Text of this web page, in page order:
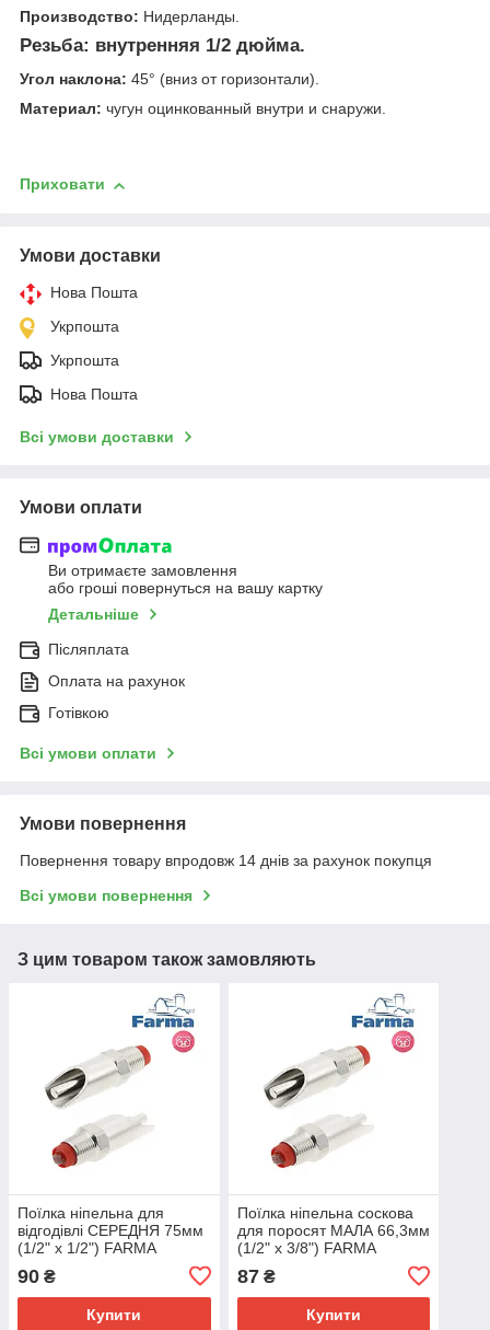
Производство: Нидерланды.
Резьба: внутренняя 1/2 дюйма.
Угол наклона: 45° (вниз от горизонтали).
Материал: чугун оцинкованный внутри и снаружи.
Приховати
Умови доставки
Нова Пошта
Укрпошта
Укрпошта
Нова Пошта
Всі умови доставки
Умови оплати
Ви отримаєте замовлення
або гроші повернуться на вашу картку
Детальніше
Післяплата
Оплата на рахунок
Готівкою
Всі умови оплати
Умови повернення
Повернення товару впродовж 14 днів за рахунок покупця
Всі умови повернення
З цим товаром також замовляють
Поїлка ніпельна для
відгодівлі СЕРЕДНЯ 75мм
(1/2" х 1/2") FARMA
90 ₴
Купити
Поїлка ніпельна соскова
для поросят МАЛА 66,3мм
(1/2" х 3/8") FARMA
87₴
Купити